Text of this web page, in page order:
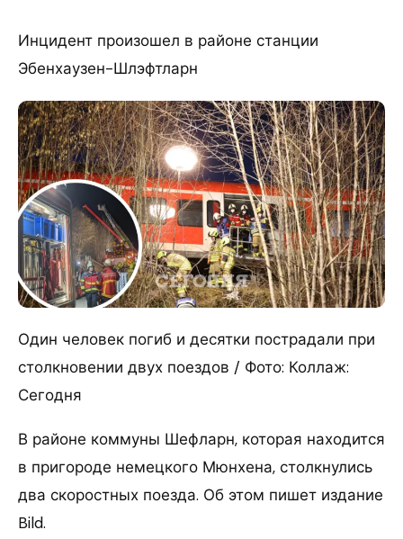
Инцидент произошел в районе станции
Эбенхаузен-Шлэфтларн
Один человек погиб и десятки пострадали при
столкновении двух поездов / Фото: Коллаж:
Сегодня
В районе коммуны Шефларн, которая находится
в пригороде немецкого Мюнхена, столкнулись
два скоростных поезда. Об этом пишет издание
Bild.